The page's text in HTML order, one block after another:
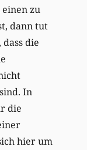
zu
dann tut
die
In
die
hier um